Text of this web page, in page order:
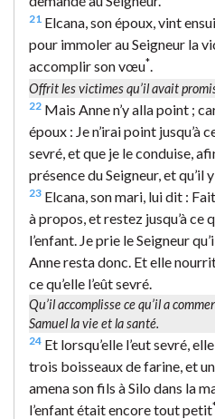
21 Elcana, son époux, vint
pour immoler au Seigneur la
accomplir son vœu*
Offrit les victimes qu’il avait
22 Mais Anne n’y alla point ;
époux : Je n’irai point jusqu’à
sevré, et que je le conduise,
présence du Seigneur, et qu’il
23 Elcana, son mari, lui dit :
à propos, et restez jusqu’à ce
l’enfant. Je prie le Seigneur
Anne resta donc. Et elle
ce qu’elle l’eût sevré.
Qu’il accomplisse ce qu’il a
Samuel la vie et la santé.
24 Et lorsqu’elle l’eut sevré,
trois boisseaux de farine, et
amena son fils à Silo dans la
l’enfant était encore tout petit